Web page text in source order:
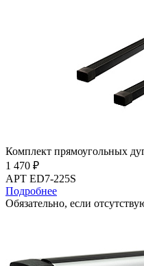
Комплект прямоугольных
1 470 ₽
АРТ ED7-225S
Подробнее
Обязательно, если